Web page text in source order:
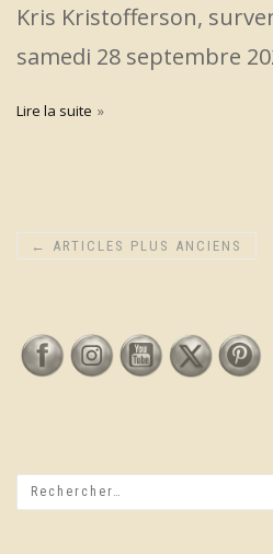
Kris Kristofferson,
samedi 28 septembre
Lire la suite
← ARTICLES PLUS ANCIENS